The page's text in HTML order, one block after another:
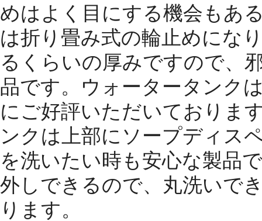
めはよく目にする機会もあ
は折り畳み式の輪止めにな
るくらいの厚みですので、
品です。
ウォータータンク
にご好評いただいておりま
ンクは上部にソープディス
を洗いたい時も安心な製品
外しできるので、丸洗いで
ります。